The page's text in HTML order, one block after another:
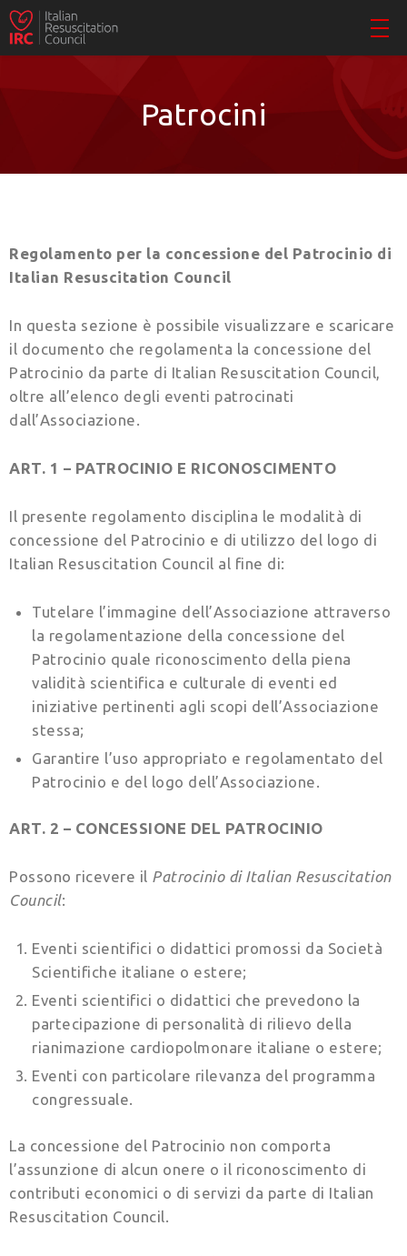
Patrocini
Regolamento per la concessione del Patrocinio di
Italian Resuscitation Council
In questa sezione è possibile visualizzare e scaricare
il documento che regolamenta la concessione del
Patrocinio da parte di Italian Resuscitation Council,
oltre all’elenco degli eventi patrocinati
dall’Associazione.
ART. 1 – PATROCINIO E RICONOSCIMENTO
Il presente regolamento disciplina le modalità di
concessione del Patrocinio e di utilizzo del logo di
Italian Resuscitation Council al fine di:
Tutelare l’immagine dell’Associazione attraverso
la regolamentazione della concessione del
Patrocinio quale riconoscimento della piena
validità scientifica e culturale di eventi ed
iniziative pertinenti agli scopi dell’Associazione
stessa;
Garantire l’uso appropriato e regolamentato del
Patrocinio e del logo dell’Associazione.
ART. 2 – CONCESSIONE DEL PATROCINIO
Possono ricevere il Patrocinio di Italian Resuscitation
Council:
Eventi scientifici o didattici promossi da Società
Scientifiche italiane o estere;
Eventi scientifici o didattici che prevedono la
partecipazione di personalità di rilievo della
rianimazione cardiopolmonare italiane o estere;
Eventi con particolare rilevanza del programma
congressuale.
La concessione del Patrocinio non comporta
l’assunzione di alcun onere o il riconoscimento di
contributi economici o di servizi da parte di Italian
Resuscitation Council.